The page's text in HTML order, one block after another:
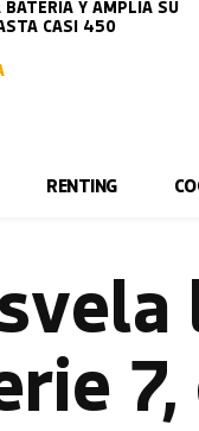
Y AMPLÍA SU
CASI 450
RENTING